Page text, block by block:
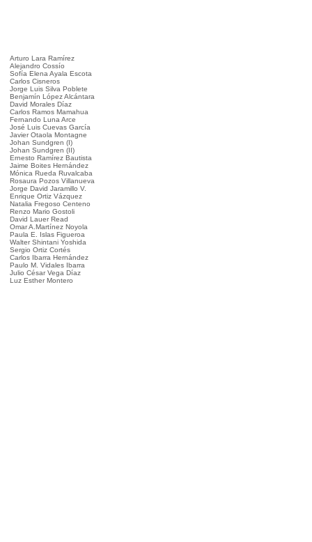
Arturo Lara Ramírez
Alejandro Cossío
Sofía Elena Ayala Escota
Carlos Cisneros
Jorge Luis Silva Poblete
Benjamín López Alcántara
David Morales Díaz
Carlos Ramos Mamahua
Fernando Luna Arce
José Luis Cuevas García
Javier Otaola Montagne
Johan Sundgren (I)
Johan Sundgren (II)
Ernesto Ramírez Bautista
Jaime Boites Hernández
Mónica Rueda Ruvalcaba
Rosaura Pozos Villanueva
Jorge David Jaramillo V.
Enrique Ortiz Vázquez
Natalia Fregoso Centeno
Renzo Mario Gostoli
David Lauer Read
Omar A.Martínez Noyola
Paula E. Islas Figueroa
Walter Shintani Yoshida
Sergio Ortiz Cortés
Carlos Ibarra Hernández
Paulo M. Vidales Ibarra
Julio César Vega Díaz
Luz Esther Montero